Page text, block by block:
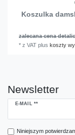
Koszulka
zalecana cena
*z VAT pluskoszty
Newsletter
E-MAIL **
Niniejszym